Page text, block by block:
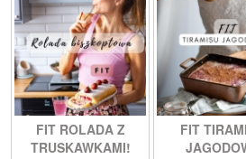
FIT ROLADA Z
TRUSKAWKAMI!
FIT